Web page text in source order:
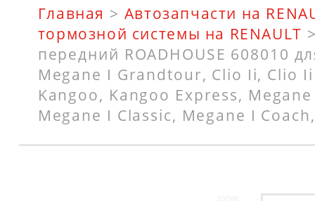
Главная > Автозапчасти на
тормозной системы на RENAULT
передний ROADHOUSE 608010
Megane I Grandtour, Clio Ii, Clio
Kangoo, Kangoo Express,
Megane I Classic, Megane I